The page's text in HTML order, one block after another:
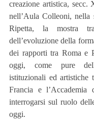
creazione artistica,
nell’Aula Colleoni, nella
Ripetta, la mostra
dell’evoluzione della
dei rapporti tra Roma e
oggi, come pure
istituzionali ed artistiche
Francia e
interrogarsi sul ruolo
oggi.